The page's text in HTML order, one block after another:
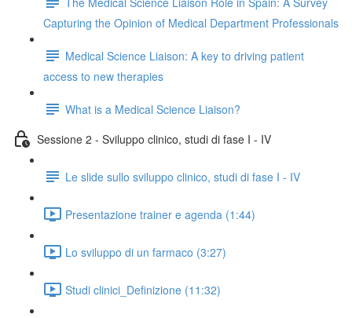
Capturing the Opinion of Medical Department Professionals
Medical Science Liaison: A key to driving patient
access to new therapies
What is a Medical Science Liaison?
Sessione 2 - Sviluppo clinico, studi di fase I - IV
Le slide sullo sviluppo clinico, studi di fase I - IV
Presentazione trainer e agenda (1:44)
Lo sviluppo di un farmaco (3:27)
Studi clinici_Definizione (11:32)